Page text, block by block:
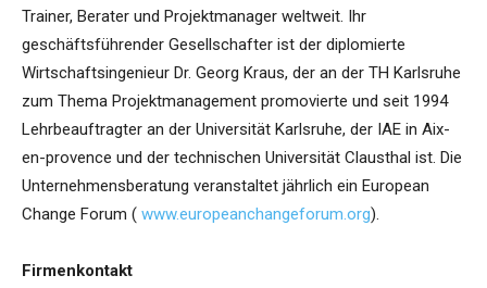
Trainer, Berater und Projektmanager weltweit. Ihr
geschäftsführender Gesellschafter ist der diplomierte
Wirtschaftsingenieur Dr. Georg Kraus, der an der TH Karlsruhe
zum Thema Projektmanagement promovierte und seit 1994
Lehrbeauftragter an der Universität Karlsruhe, der IAE in Aix-
en-provence und der technischen Universität Clausthal ist. Die
Unternehmensberatung veranstaltet jährlich ein European
Change Forum ( www.europeanchangeforum.org).
Firmenkontakt